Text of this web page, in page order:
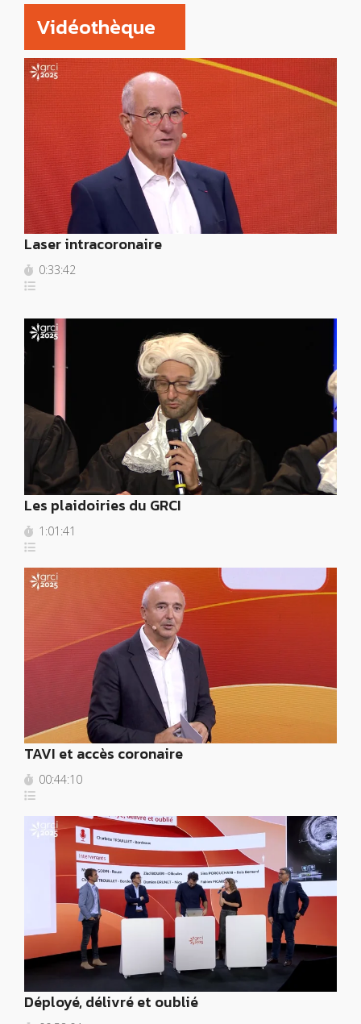
Vidéothèque
Laser intracoronaire
0:33:42
Les plaidoiries du GRCI
1:01:41
TAVI et accès coronaire
00:44:10
Déployé, délivré et oublié